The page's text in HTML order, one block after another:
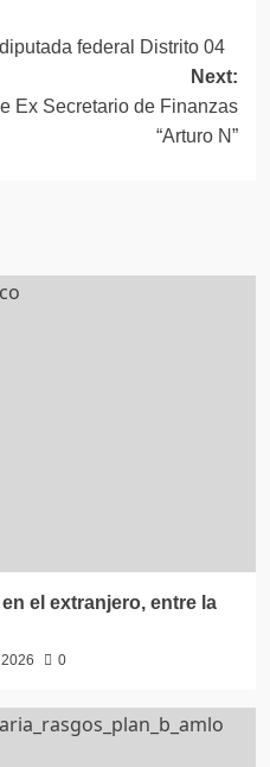
federal Distrito 04
Next:
Ex Secretario de Finanzas
“Arturo N”
el extranjero, entre la
0